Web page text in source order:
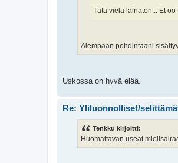
Tätä vielä lainaten... Et
Aiempaan pohdintaani
Uskossa on hyvä elää.
Re: Yliluonnolliset/
Tenkku kirjoitti:
Huomattavan useat